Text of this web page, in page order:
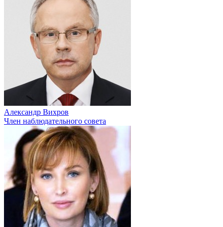
Александр Вихров
Член наблюдательного совета